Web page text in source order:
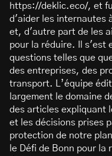
https://deklic.eco/, et
d'aider les internautes
et, d'autre part de les
pour la réduire. Il s'est
questions telles que
des entreprises, des
transport. L’équipe
largement le domaine
des articles expliquant
et les décisions prises
protection de notre
le Défi de Bonn pour